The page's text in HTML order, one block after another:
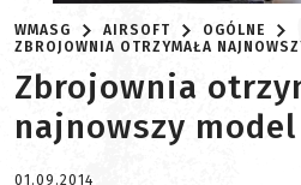
WMASG AIRSOFT
OGÓLNE
ZBROJOWNIA OTRZYMAŁA
Zbrojownia
najnowszy model
01.09.2014